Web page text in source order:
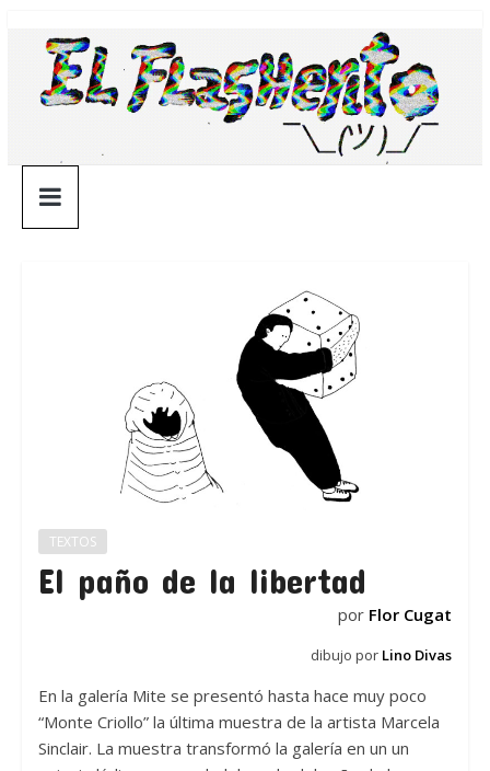
contenido
¯\_(ツ)_/
¯
TEXTOS
El paño de la libertad
por Flor Cugat
dibujo por Lino Divas
En la galería Mite se presentó hasta hace muy poco
“Monte Criollo” la última muestra de la artista Marcela
Sinclair. La muestra transformó la galería en un un